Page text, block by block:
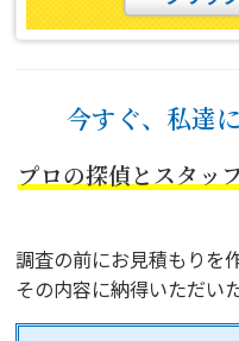
今すぐ、私達
プロの探偵とスタッ
調査の前にお見積もりを
その内容に納得いただい